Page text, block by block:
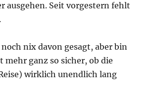
ausgehen. Seit vorgestern fehlt
nix davon gesagt, aber bin
ganz so sicher, ob die
wirklich unendlich lang